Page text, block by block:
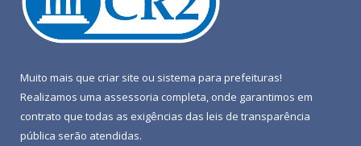
Muito mais que criar site ou sistema para prefeituras!
Realizamos uma assessoria completa, onde garantimos em
contrato que todas as exigências das leis de transparência
pública serão atendidas.